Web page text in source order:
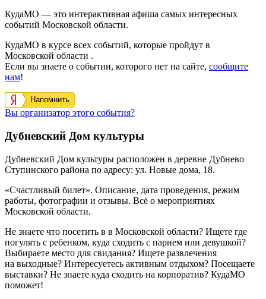
КудаМО — это интерактивная афиша самых интересных
событий Московской области.
КудаМО в курсе всех событий, которые пройдут в
Московской области .
Если вы знаете о событии, которого нет на сайте, сообщите
нам!
Напомнить
Вы организатор этого события?
Дубневский Дом культуры
Дубневский Дом культуры расположен в деревне Дубнево
Ступинского района по адресу: ул. Новые дома, 18.
«Счастливый билет». Описание, дата проведения, режим
работы, фотографии и отзывы. Всё о мероприятиях
Московской области.
Не знаете что посетить в в Московской области? Ищете где
погулять с ребенком, куда сходить с парнем или девушкой?
Выбираете место для свидания? Ищете развлечения
на выходные? Интересуетесь активным отдыхом? Посещаете
выставки? Не знаете куда сходить на корпоратив? КудаМО
поможет!